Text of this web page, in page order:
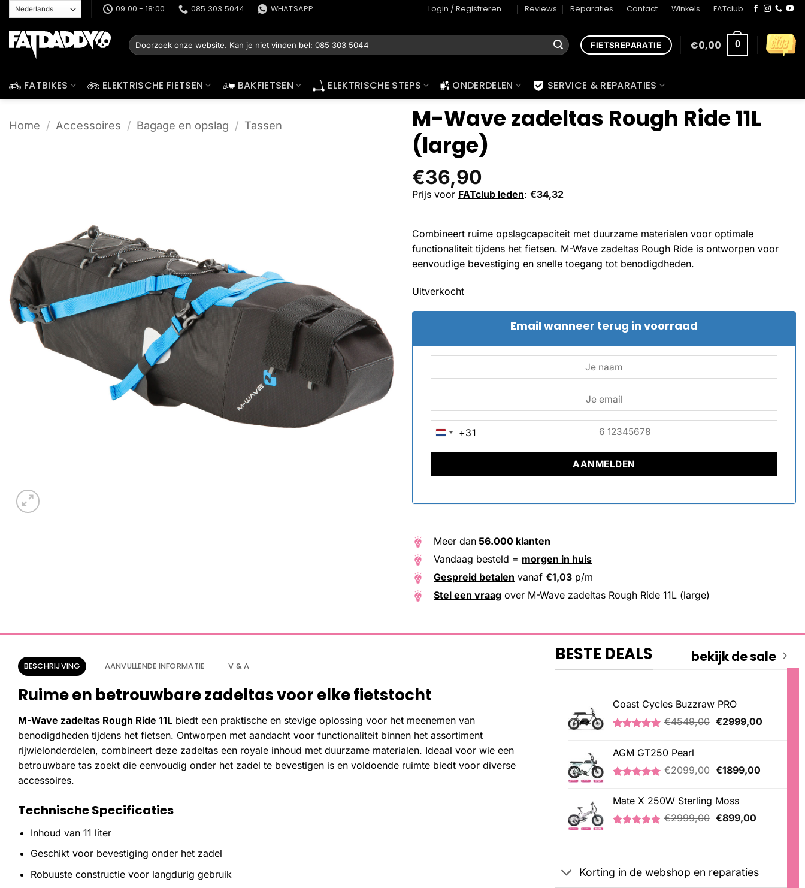
naar
inhoud
09:00 - 18:00 085 303 5044 WHATSAPP Login / Registreren Reviews Reparaties Contact Winkels FATclub
Zoeken
naar:
FIETSREPARATIE €0,00 0
FATBIKES ELEKTRISCHE FIETSEN BAKFIETSEN ELEKTRISCHE STEPS ONDERDELEN SERVICE & REPARATIES
Home / Accessoires / Bagage en opslag / Tassen
M-Wave zadeltas Rough Ride 11L
(large)
€36,90
Prijs voor FATclub leden: €34,32
Combineert ruime opslagcapaciteit met duurzame materialen voor optimale
functionaliteit tijdens het fietsen. M-Wave zadeltas Rough Ride is ontworpen voor
eenvoudige bevestiging en snelle toegang tot benodigdheden.
Uitverkocht
Email wanneer terug in voorraad
NETHERLANDS
+31
+31
Meer dan 56.000 klanten
Vandaag besteld = morgen in huis
Gespreid betalen vanaf €1,03 p/m
Stel een vraag over M-Wave zadeltas Rough Ride 11L (large)
BESCHRIJVING AANVULLENDE INFORMATIE V & A
Ruime en betrouwbare zadeltas voor elke fietstocht
M-Wave zadeltas Rough Ride 11L biedt een praktische en stevige oplossing voor het meenemen van
benodigdheden tijdens het fietsen. Ontworpen met aandacht voor functionaliteit binnen het assortiment
rijwielonderdelen, combineert deze zadeltas een royale inhoud met duurzame materialen. Ideaal voor wie een
betrouwbare tas zoekt die eenvoudig onder het zadel te bevestigen is en voldoende ruimte biedt voor diverse
accessoires.
Technische Specificaties
Inhoud van 11 liter
Geschikt voor bevestiging onder het zadel
Robuuste constructie voor langdurig gebruik
BESTE DEALS bekijk de sale
Coast Cycles Buzzraw PRO
gebaseerd
op
klantbeoordeling
€4549,00 Oorspronkelijke
€2999,00Huidige
AGM GT250 Pearl
5.00
op 5
gebaseerd
op
klantbeoordelingen
€2099,00 Oorspronkelijke
€2099,00.
€1899,00Huidige
Mate X 250W Sterling Moss
klantbeoordelingen
€2999,00 Oorspronkelijke
€899,00Huidige
Korting in de webshop en reparaties